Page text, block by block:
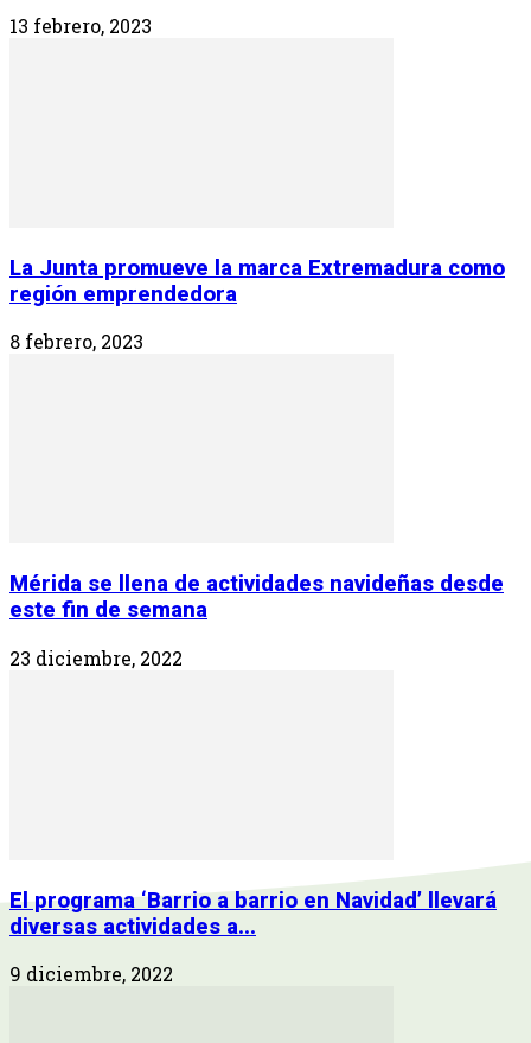
13 febrero, 2023
La Junta promueve la marca Extremadura como
región emprendedora
8 febrero, 2023
Mérida se llena de actividades navideñas desde
este fin de semana
23 diciembre, 2022
El programa ‘Barrio a barrio en Navidad’ llevará
diversas actividades a...
9 diciembre, 2022